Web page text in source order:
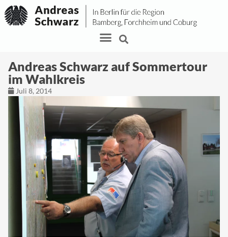
Andreas Schwarz auf Sommertour
im Wahlkreis
Juli 8, 2014